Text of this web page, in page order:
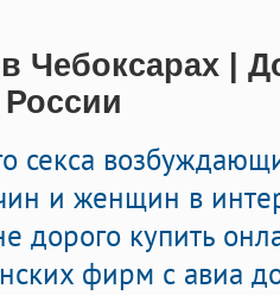
Чебоксарах |
секса
и женщин в
дорого купить
фирм с авиа